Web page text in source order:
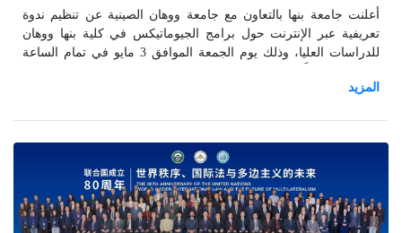
أعلنت جامعة بنها بالتعاون مع جامعة ووهان الصينية عن تنظيم ندوة
تعريفية عبر الإنترنت حول برامج الجيوماتيكس في كلية بنها ووهان
للدراسات العليا، وذلك يوم الجمعة الموافق 3 مايو في تمام الساعة